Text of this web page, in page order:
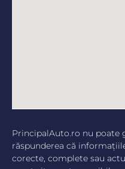
PrincipalAuto.ro nu poate
răspunderea că
corecte, complete sau